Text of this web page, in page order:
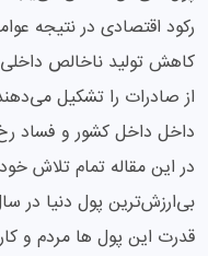
رکود اقتصادی در نتیجه
کاهش تولید ناخالص
از صادرات را تشکیل
داخل داخل کشور و فساد
در این مقاله تمام تلاش خود
قدرت این پول ها مردم و